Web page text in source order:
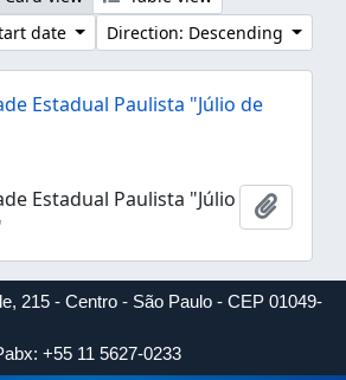
date
Direction: Descending
Estadual Paulista "Júlio de
Estadual Paulista "Júlio
Add to
215 - Centro - São Paulo - CEP 01049-
+55 11 5627-0233